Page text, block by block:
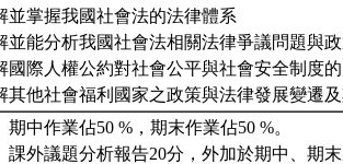
並掌握我國社會法的法律體系
並能分析我國社會法相關法律爭議問題與
國際人權公約對社會公平與社會安全制度
其他社會福利國家之政策與法律發展變遷
期中作業佔50 %，期末作業佔50 %。
課外議題分析報告20分，外加於期中、期